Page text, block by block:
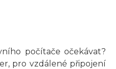
počítače očekávat?
pro vzdálené připojení